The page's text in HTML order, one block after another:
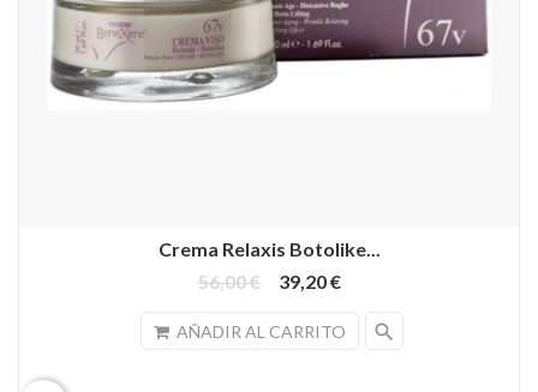
Crema Relaxis Botolike...
56,00 €
39,20 €
AÑADIR AL CARRITO search